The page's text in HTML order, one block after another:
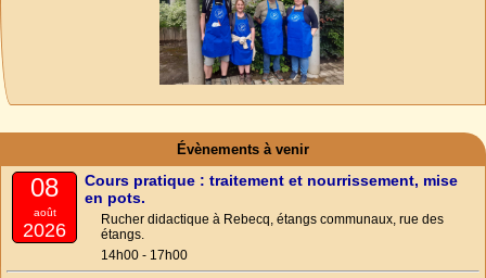
Évènements à venir
08
août
2026
Cours pratique : traitement et nourrissement, mise
en pots.
Rucher didactique à Rebecq, étangs communaux, rue des
étangs.
14h00 - 17h00